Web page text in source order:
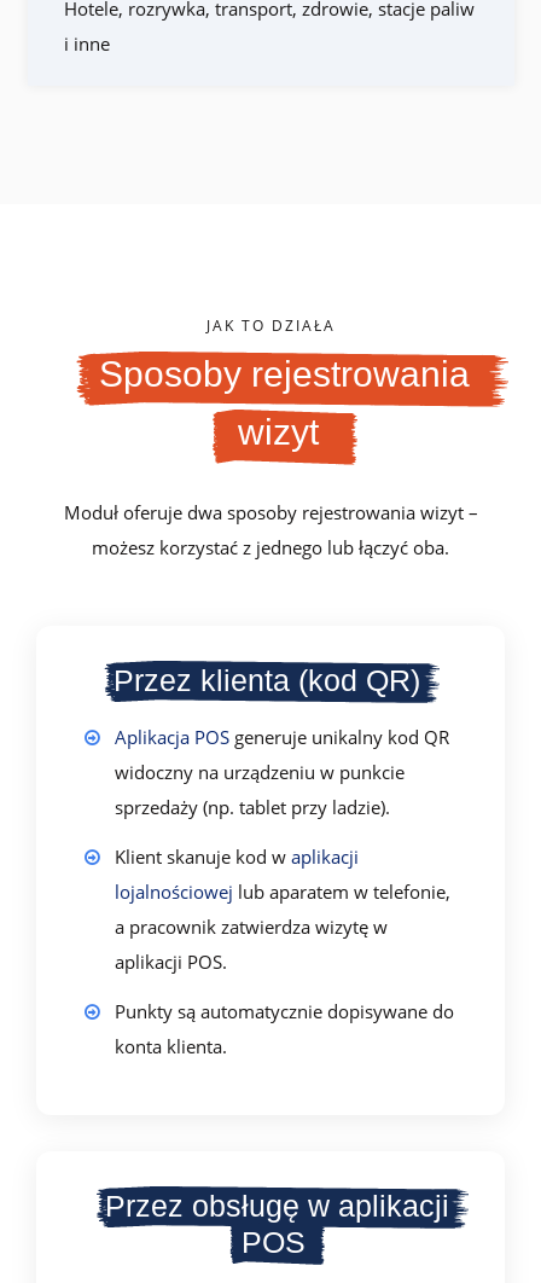
Hotele, rozrywka, transport, zdrowie, stacje paliw
i inne
JAK TO DZIAŁA
Sposoby rejestrowania
wizyt
Moduł oferuje dwa sposoby rejestrowania wizyt –
możesz korzystać z jednego lub łączyć oba.
Przez klienta (kod QR)
Aplikacja POS generuje unikalny kod QR
widoczny na urządzeniu w punkcie
sprzedaży (np. tablet przy ladzie).
Klient skanuje kod w aplikacji
lojalnościowej lub aparatem w telefonie,
a pracownik zatwierdza wizytę w
aplikacji POS.
Punkty są automatycznie dopisywane do
konta klienta.
Przez obsługę w aplikacji
POS